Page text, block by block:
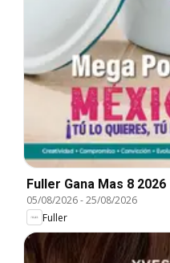
Fuller Gana Mas 8 2026
05/08/2026-25/08/2026
Fuller